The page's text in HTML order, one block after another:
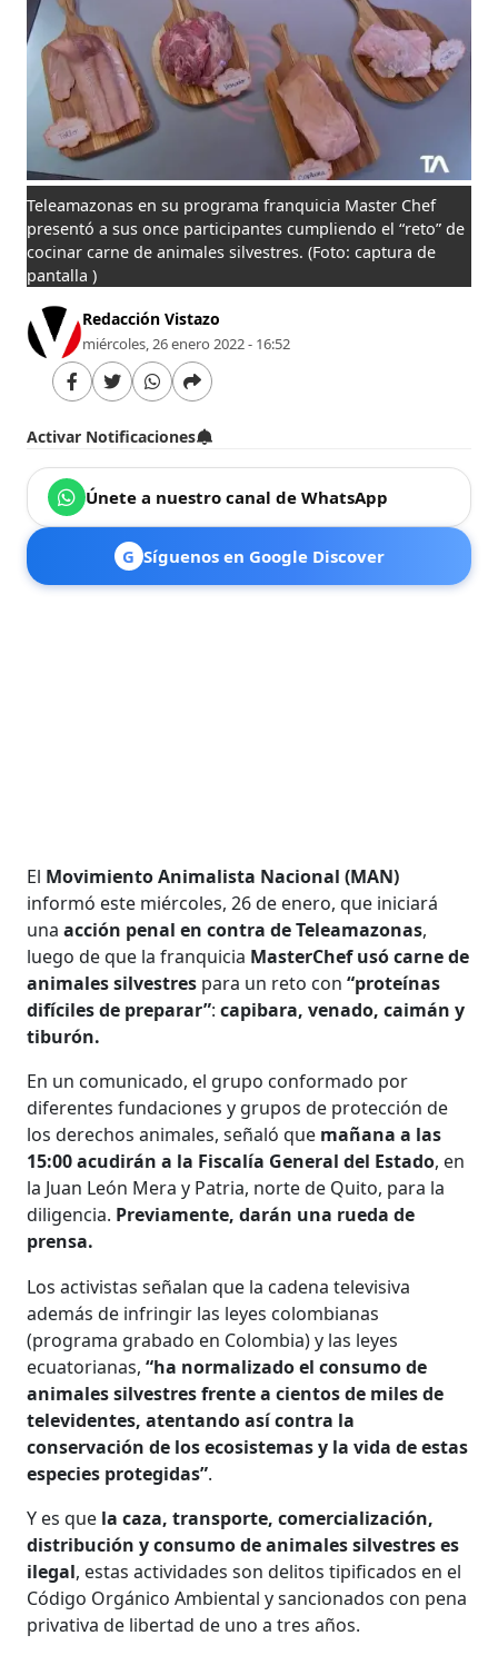
Teleamazonas en su programa franquicia Master Chef
presentó a sus once participantes cumpliendo el “reto” de
cocinar carne de animales silvestres. (Foto: captura de
pantalla )
Redacción Vistazo
miércoles, 26 enero 2022 - 16:52
Activar Notificaciones
Únete a nuestro canal de WhatsApp
G Síguenos en Google Discover
El Movimiento Animalista Nacional (MAN)
informó este miércoles, 26 de enero, que iniciará
unaacción penal en contra de Teleamazonas,
luego de que la franquicia MasterChef usó carne de
animales silvestres para un reto con“proteínas
difíciles de preparar”:capibara, venado, caimán y
tiburón.
En un comunicado, el grupo conformado por
diferentes fundaciones y grupos de protección de
los derechos animales, señaló que mañana a las
15:00 acudirán a la Fiscalía General del Estado, en
la Juan León Mera y Patria, norte de Quito, para la
diligencia. Previamente, darán una rueda de
prensa.
Los activistas señalan que la cadena televisiva
además de infringir las leyes colombianas
(programa grabado en Colombia) y las leyes
ecuatorianas, “ha normalizado el consumo de
animales silvestres frente a cientos de miles de
televidentes, atentando así contra la
conservación de los ecosistemas y la vida de estas
especies protegidas”.
Y es que la caza, transporte, comercialización,
distribución y consumo de animales silvestres es
ilegal, estas actividades son delitos tipificados en el
Código Orgánico Ambiental y sancionados con pena
privativa de libertad de uno a tres años.